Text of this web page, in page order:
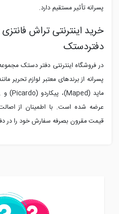
پسرانه تأثیر مستقیم دارد.
خرید اینترنتی تراش فانتزی
دفتردستک
در فروشگاه اینترنتی دفتر دستک
پسرانه از برندهای معتبر لوازم تحریر
ماپد (Maped)، پیکاردو (Picardo) و
عرضه شده است. با اطمینان از
قیمت مقرون بصرفه سفارش خود را در